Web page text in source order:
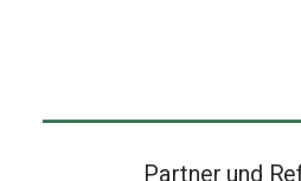
Partner und